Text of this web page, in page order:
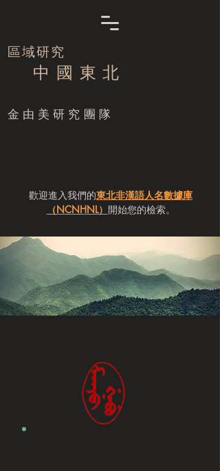
區域研究
中 國 東 北
​金由美研究團隊
歡迎進入我們的東北非漢語人名數據庫
（NCNHNL） 開始您的檢索。